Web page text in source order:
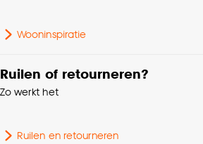
Wooninspiratie
Ruilen of retourneren?
Zo werkt het
Ruilen en retourneren